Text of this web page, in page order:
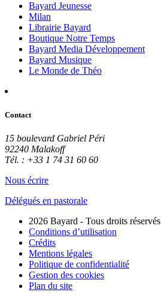
Bayard Jeunesse
Milan
Librairie Bayard
Boutique Notre Temps
Bayard Media Développement
Bayard Musique
Le Monde de Théo
Contact
15 boulevard Gabriel Péri
92240 Malakoff
Tél. : +33 1 74 31 60 60
Nous écrire
Délégués en pastorale
2026 Bayard - Tous droits réservés
Conditions d’utilisation
Crédits
Mentions légales
Politique de confidentialité
Gestion des cookies
Plan du site